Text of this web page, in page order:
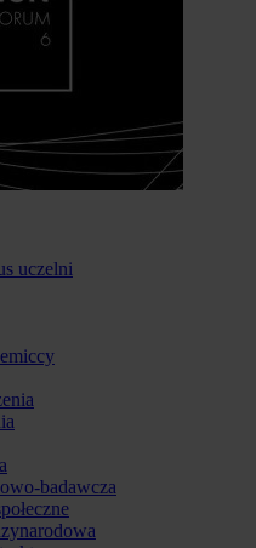
uczelni
badawcza